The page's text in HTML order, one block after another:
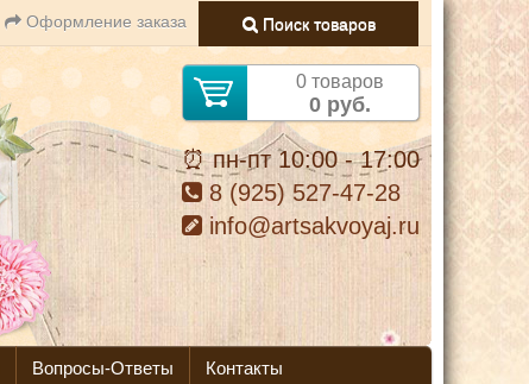
Оформление заказа Поиск товаров
0 товаров
0 руб.
⏰ пн-пт 10:00 - 17:00
8 (925) 527-47-28
info@artsakvoyaj.ru
Вопросы-Ответы Контакты